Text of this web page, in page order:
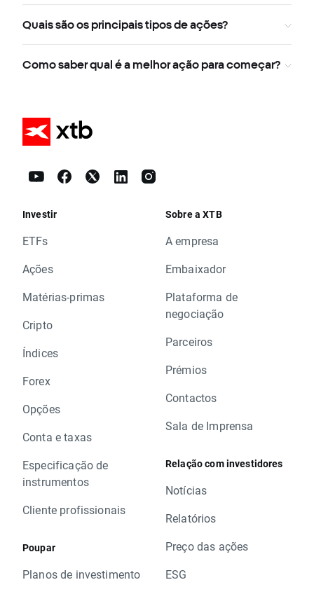
Quais são os principais tipos de ações?
Como saber qual é a melhor ação para começar?
Investir
ETFs
Ações
Matérias-primas
Cripto
Índices
Forex
Opções
Conta e taxas
Especificação de
instrumentos
Cliente profissionais
Poupar
Planos de investimento
Sobre a XTB
A empresa
Embaixador
Plataforma de
negociação
Parceiros
Prémios
Contactos
Sala de Imprensa
Relação com investidores
Notícias
Relatórios
Preço das ações
ESG